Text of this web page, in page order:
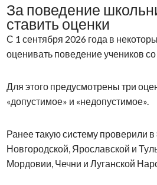
За поведение
ставить оценки
С 1 сентября 2026 года в
оценивать поведение учеников со
Для этого предусмотрены три
«допустимое» и «недопустимое».
Ранее такую систему проверили
Новгородской, Ярославской и
Мордовии, Чечни и Луганской